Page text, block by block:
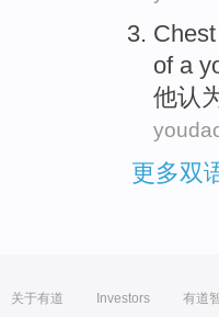
Chest
of a
他认
更多双
关于有道 Investors 有道